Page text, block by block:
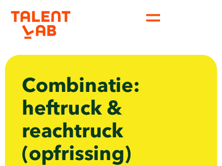
Combinatie:
heftruck &
reachtruck
(opfrissing)